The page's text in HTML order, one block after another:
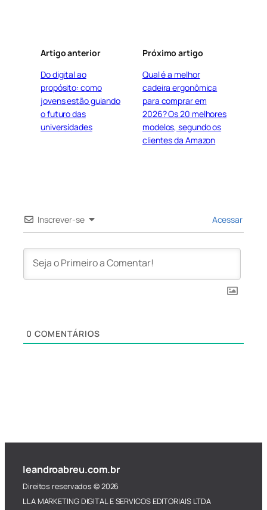
Artigo anterior
Do digital ao
propósito: como
jovens estão guiando
o futuro das
universidades
Próximo artigo
Qual é a melhor
cadeira ergonômica
para comprar em
2026? Os 20 melhores
modelos, segundo os
clientes da Amazon
Inscrever-se Acessar
0 COMENTÁRIOS
leandroabreu.com.br
Direitos reservados © 2026
LLA MARKETING DIGITAL E SERVICOS EDITORIAIS LTDA